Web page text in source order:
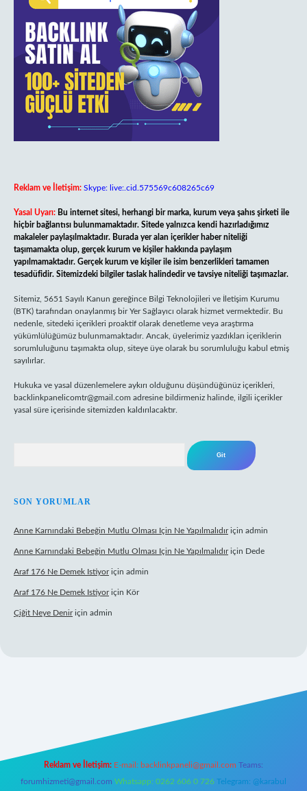
Reklam ve İletişim: Skype: live:.cid.575569c608265c69
Yasal Uyarı: Bu internet sitesi, herhangi bir marka, kurum veya şahıs şirketi ile
hiçbir bağlantısı bulunmamaktadır. Sitede yalnızca kendi hazırladığımız
makaleler paylaşılmaktadır. Burada yer alan içerikler haber niteliği
taşımamakta olup, gerçek kurum ve kişiler hakkında paylaşım
yapılmamaktadır. Gerçek kurum ve kişiler ile isim benzerlikleri tamamen
tesadüfidir. Sitemizdeki bilgiler taslak halindedir ve tavsiye niteliği taşımazlar.
Sitemiz, 5651 Sayılı Kanun gereğince Bilgi Teknolojileri ve İletişim Kurumu
(BTK) tarafından onaylanmış bir Yer Sağlayıcı olarak hizmet vermektedir. Bu
nedenle, sitedeki içerikleri proaktif olarak denetleme veya araştırma
yükümlülüğümüz bulunmamaktadır. Ancak, üyelerimiz yazdıkları içeriklerin
sorumluluğunu taşımakta olup, siteye üye olarak bu sorumluluğu kabul etmiş
sayılırlar.
Hukuka ve yasal düzenlemelere aykırı olduğunu düşündüğünüz içerikleri,
backlinkpanelicomtr@gmail.com adresine bildirmeniz halinde, ilgili içerikler
yasal süre içerisinde sitemizden kaldırılacaktır.
SON YORUMLAR
Anne Karnındaki Bebeğin Mutlu Olması Için Ne Yapılmalıdıriçin admin
Anne Karnındaki Bebeğin Mutlu Olması Için Ne Yapılmalıdıriçin Dede
Araf 176 Ne Demek Istiyoriçin admin
Araf 176 Ne Demek Istiyoriçin Kör
Çiğit Neye Deniriçin admin
Reklam ve İletişim: E-mail: backlinkpaneli@gmail.com Teams:
forumhizmeti@gmail.com Whatsapp: 0262 606 0 726 Telegram: @karabul